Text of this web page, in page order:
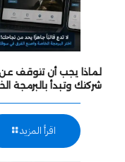
لماذا يجب أن تتوقف
شركتك وتبدأ بالبرمجة
اقرأ المزيد